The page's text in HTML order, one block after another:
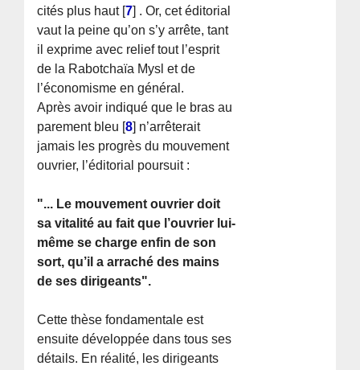
cités plus haut[7] . Or, cet éditorial
vaut la peine qu’on s’y arrête, tant
il exprime avec relief tout l’esprit
de la Rabotchaïa Mysl et de
l’économisme en général.
Après avoir indiqué que le bras au
parement bleu [8] n’arrêterait
jamais les progrès du mouvement
ouvrier, l’éditorial poursuit :
"... Le mouvement ouvrier doit
sa vitalité au fait que l’ouvrier lui-
même se charge enfin de son
sort, qu’il a arraché des mains
de ses dirigeants".
Cette thèse fondamentale est
ensuite développée dans tous ses
détails. En réalité, les dirigeants